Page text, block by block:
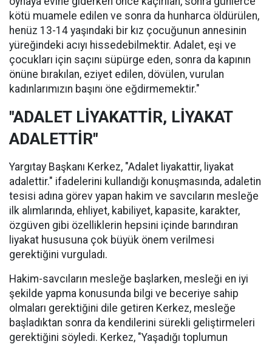
kötü muamele edilen ve sonra da hunharca öldürülen,
henüz 13-14 yaşındaki bir kız çocuğunun annesinin
yüreğindeki acıyı hissedebilmektir. Adalet, eşi ve
çocukları için saçını süpürge eden, sonra da kapının
önüne bırakılan, eziyet edilen, dövülen, vurulan
kadınlarımızın başını öne eğdirmemektir."
"ADALET LİYAKATTİR, LİYAKAT
ADALETTİR"
Yargıtay Başkanı Kerkez, "Adalet liyakattir, liyakat
adalettir." ifadelerini kullandığı konuşmasında, adaletin
tesisi adına görev yapan hakim ve savcıların mesleğe
ilk alımlarında, ehliyet, kabiliyet, kapasite, karakter,
özgüven gibi özelliklerin hepsini içinde barındıran
liyakat hususuna çok büyük önem verilmesi
gerektiğini vurguladı.
Hakim-savcıların mesleğe başlarken, mesleği en iyi
şekilde yapma konusunda bilgi ve beceriye sahip
olmaları gerektiğini dile getiren Kerkez, mesleğe
başladıktan sonra da kendilerini sürekli geliştirmeleri
gerektiğini söyledi. Kerkez, "Yaşadığı toplumun